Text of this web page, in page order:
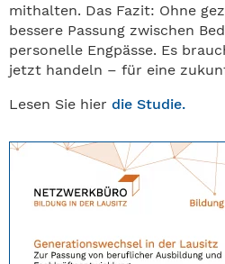
mithalten. Das Fazit: Ohne
bessere Passung zwischen
personelle Engpässe. Es
jetzt handeln – für eine
Lesen Sie hier die Studie.